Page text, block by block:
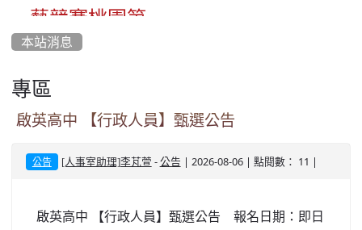
藝競賽桃園第一
啟英高中-113學年全國學生家事類技
藝競賽榮獲1支金手獎3支優勝
亞洲金牌在啟英！-機器人競賽亞洲
北台灣私校第一
本站消息
專區
啟英高中 【行政人員】甄選公告
公告 [人事室助理]李芃萱 - 公告 | 2026-08-06 | 點閱數： 11 |
啟英高中 【行政人員】甄選公告 報名日期：即日